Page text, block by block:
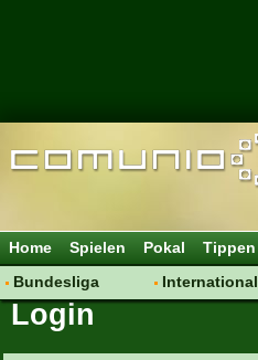
Home Spielen Pokal Tippen
Bundesliga
Hot News
International
Login